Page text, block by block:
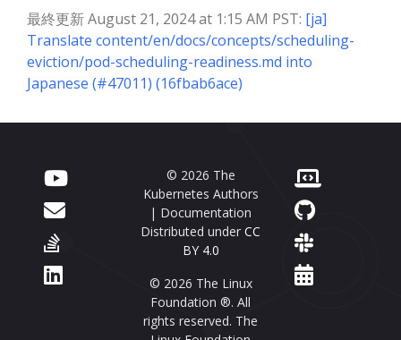
最終更新 August 21, 2024 at 1:15 AM PST: [ja]
Translate content/en/docs/concepts/scheduling-
eviction/pod-scheduling-readiness.md into
Japanese (#47011) (16fbab6ace)
© 2026 The
Kubernetes Authors
| Documentation
Distributed under CC
BY 4.0
© 2026 The Linux
Foundation ®. All
rights reserved. The